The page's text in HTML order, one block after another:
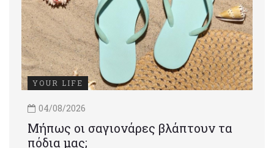
YOUR LIFE
04/08/2026
Μήπως οι σαγιονάρες βλάπτουν τα
πόδια μας;